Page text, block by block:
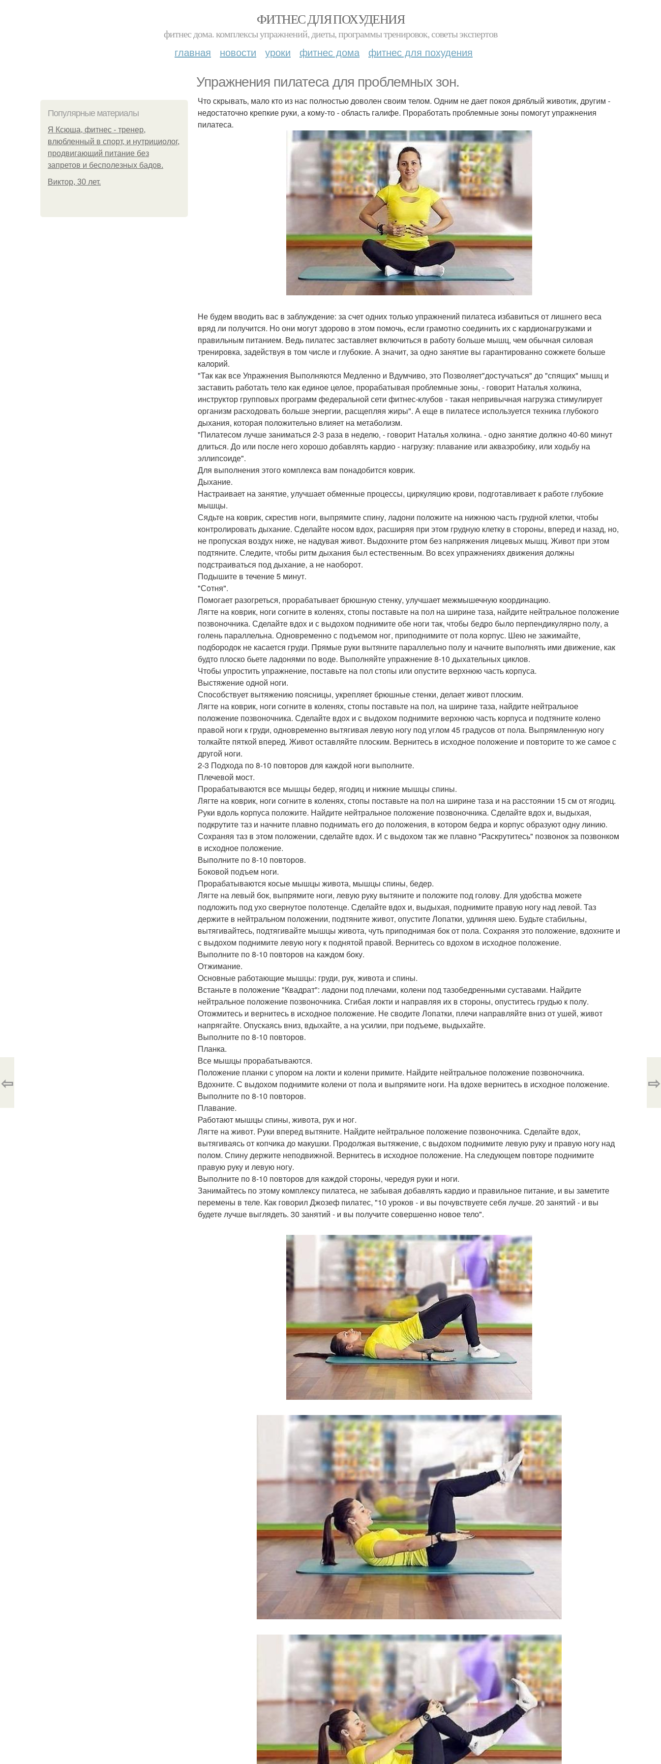
ФИТНЕС ДЛЯ ПОХУДЕНИЯ
фитнес дома. комплексы упражнений, диеты, программы тренировок, советы экспертов
главная новости уроки фитнес дома фитнес для похудения
Упражнения пилатеса для проблемных зон.
Популярные материалы
Я Ксюша, фитнес - тренер,
влюбленный в спорт, и нутрициолог,
продвигающий питание без
запретов и бесполезных бадов.
Виктор, 30 лет.
Что скрывать, мало кто из нас полностью доволен своим телом. Одним не дает покоя дряблый животик, другим -
недостаточно крепкие руки, а кому-то - область галифе. Проработать проблемные зоны помогут упражнения
пилатеса.
Не будем вводить вас в заблуждение: за счет одних только упражнений пилатеса избавиться от лишнего веса
вряд ли получится. Но они могут здорово в этом помочь, если грамотно соединить их с кардионагрузками и
правильным питанием. Ведь пилатес заставляет включиться в работу больше мышц, чем обычная силовая
тренировка, задействуя в том числе и глубокие. А значит, за одно занятие вы гарантированно сожжете больше
калорий.
"Так как все Упражнения Выполняются Медленно и Вдумчиво, это Позволяет"достучаться" до "спящих" мышц и
заставить работать тело как единое целое, прорабатывая проблемные зоны, - говорит Наталья холкина,
инструктор групповых программ федеральной сети фитнес-клубов - такая непривычная нагрузка стимулирует
организм расходовать больше энергии, расщепляя жиры". А еще в пилатесе используется техника глубокого
дыхания, которая положительно влияет на метаболизм.
"Пилатесом лучше заниматься 2-3 раза в неделю, - говорит Наталья холкина. - одно занятие должно 40-60 минут
длиться. До или после него хорошо добавлять кардио - нагрузку: плавание или акваэробику, или ходьбу на
эллипсоиде".
Для выполнения этого комплекса вам понадобится коврик.
Дыхание.
Настраивает на занятие, улучшает обменные процессы, циркуляцию крови, подготавливает к работе глубокие
мышцы.
Сядьте на коврик, скрестив ноги, выпрямите спину, ладони положите на нижнюю часть грудной клетки, чтобы
контролировать дыхание. Сделайте носом вдох, расширяя при этом грудную клетку в стороны, вперед и назад, но,
не пропуская воздух ниже, не надувая живот. Выдохните ртом без напряжения лицевых мышц. Живот при этом
подтяните. Следите, чтобы ритм дыхания был естественным. Во всех упражнениях движения должны
подстраиваться под дыхание, а не наоборот.
Подышите в течение 5 минут.
"Сотня".
Помогает разогреться, прорабатывает брюшную стенку, улучшает межмышечную координацию.
Лягте на коврик, ноги согните в коленях, стопы поставьте на пол на ширине таза, найдите нейтральное положение
позвоночника. Сделайте вдох и с выдохом поднимите обе ноги так, чтобы бедро было перпендикулярно полу, а
голень параллельна. Одновременно с подъемом ног, приподнимите от пола корпус. Шею не зажимайте,
подбородок не касается груди. Прямые руки вытяните параллельно полу и начните выполнять ими движение, как
будто плоско бьете ладонями по воде. Выполняйте упражнение 8-10 дыхательных циклов.
Чтобы упростить упражнение, поставьте на пол стопы или опустите верхнюю часть корпуса.
Выстяжение одной ноги.
Способствует вытяжению поясницы, укрепляет брюшные стенки, делает живот плоским.
Лягте на коврик, ноги согните в коленях, стопы поставьте на пол, на ширине таза, найдите нейтральное
положение позвоночника. Сделайте вдох и с выдохом поднимите верхнюю часть корпуса и подтяните колено
правой ноги к груди, одновременно вытягивая левую ногу под углом 45 градусов от пола. Выпрямленную ногу
толкайте пяткой вперед. Живот оставляйте плоским. Вернитесь в исходное положение и повторите то же самое с
другой ноги.
2-3 Подхода по 8-10 повторов для каждой ноги выполните.
Плечевой мост.
Прорабатываются все мышцы бедер, ягодиц и нижние мышцы спины.
Лягте на коврик, ноги согните в коленях, стопы поставьте на пол на ширине таза и на расстоянии 15 см от ягодиц.
Руки вдоль корпуса положите. Найдите нейтральное положение позвоночника. Сделайте вдох и, выдыхая,
подкрутите таз и начните плавно поднимать его до положения, в котором бедра и корпус образуют одну линию.
Сохраняя таз в этом положении, сделайте вдох. И с выдохом так же плавно "Раскрутитесь" позвонок за позвонком
в исходное положение.
Выполните по 8-10 повторов.
Боковой подъем ноги.
Прорабатываются косые мышцы живота, мышцы спины, бедер.
Лягте на левый бок, выпрямите ноги, левую руку вытяните и положите под голову. Для удобства можете
подложить под ухо свернутое полотенце. Сделайте вдох и, выдыхая, поднимите правую ногу над левой. Таз
держите в нейтральном положении, подтяните живот, опустите Лопатки, удлиняя шею. Будьте стабильны,
вытягивайтесь, подтягивайте мышцы живота, чуть приподнимая бок от пола. Сохраняя это положение, вдохните и
с выдохом поднимите левую ногу к поднятой правой. Вернитесь со вдохом в исходное положение.
Выполните по 8-10 повторов на каждом боку.
Отжимание.
Основные работающие мышцы: груди, рук, живота и спины.
Встаньте в положение "Квадрат": ладони под плечами, колени под тазобедренными суставами. Найдите
нейтральное положение позвоночника. Сгибая локти и направляя их в стороны, опуститесь грудью к полу.
Отожмитесь и вернитесь в исходное положение. Не сводите Лопатки, плечи направляйте вниз от ушей, живот
напрягайте. Опускаясь вниз, вдыхайте, а на усилии, при подъеме, выдыхайте.
Выполните по 8-10 повторов.
Планка.
Все мышцы прорабатываются.
Положение планки с упором на локти и колени примите. Найдите нейтральное положение позвоночника.
Вдохните. С выдохом поднимите колени от пола и выпрямите ноги. На вдохе вернитесь в исходное положение.
Выполните по 8-10 повторов.
Плавание.
Работают мышцы спины, живота, рук и ног.
Лягте на живот. Руки вперед вытяните. Найдите нейтральное положение позвоночника. Сделайте вдох,
вытягиваясь от копчика до макушки. Продолжая вытяжение, с выдохом поднимите левую руку и правую ногу над
полом. Спину держите неподвижной. Вернитесь в исходное положение. На следующем повторе поднимите
правую руку и левую ногу.
Выполните по 8-10 повторов для каждой стороны, чередуя руки и ноги.
Занимайтесь по этому комплексу пилатеса, не забывая добавлять кардио и правильное питание, и вы заметите
перемены в теле. Как говорил Джозеф пилатес, "10 уроков - и вы почувствуете себя лучше. 20 занятий - и вы
будете лучше выглядеть. 30 занятий - и вы получите совершенно новое тело".
⇦ ⇨